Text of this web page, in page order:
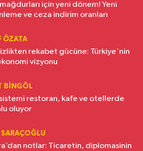
mağdurları için yeni dönem! Yeni
ve ceza indirim oranları
ÖZATA
rekabet gücüne: Türkiye'nin
vizyonu
BINGÖL
restoran, kafe ve otellerde
oluyor
notlar: Ticaretin, diplomasinin